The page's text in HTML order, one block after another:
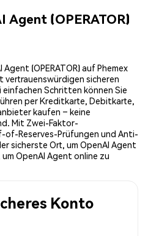
Agent (OPERATOR)
(OPERATOR) auf Phemex
sicheren
Schritten können Sie
per Kreditkarte, Debitkarte,
kaufen – keine
Mit Zwei-Faktor-
of-Reserves-Prüfungen und Anti-
sicherste Ort, um OpenAI Agent
OpenAI Agent online zu
Konto